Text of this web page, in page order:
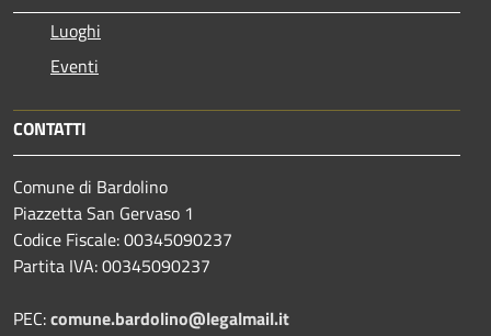
Luoghi
Eventi
CONTATTI
Comune di Bardolino
Piazzetta San Gervaso 1
Codice Fiscale: 00345090237
Partita IVA: 00345090237
PEC:comune.bardolino@legalmail.it